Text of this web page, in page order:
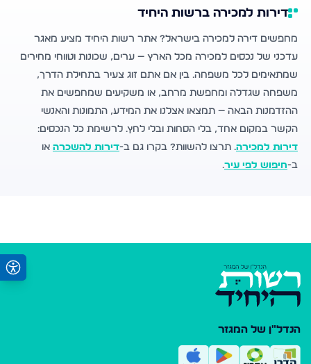
דירות למכירה ברשות היחיד
מחפשים דירה למכירה בישראל? אתר רשות היחיד מציע מאגר
עדכני של נכסים למכירה מכל הארץ — ערים, שכונות וטווחי מחירים
שמתאימים לכל משפחה. בין אם אתם זוג צעיר בתחילת הדרך,
משפחה שגדלה ומחפשת מרחב, או משקיעים שמחפשים את
ההזדמנות הבאה — תמצאו אצלנו את המידע, התמונות והאנשי
הקשר במקום אחד, בלי הסחות ובלי לחץ. לרשימת כל הנכסים:
דירות למכירה. תרצו להשוות? בקרו גם ב-דירות להשכרה או
ב-חיפוש לפי עיר.
הנדל"ן של המגזר